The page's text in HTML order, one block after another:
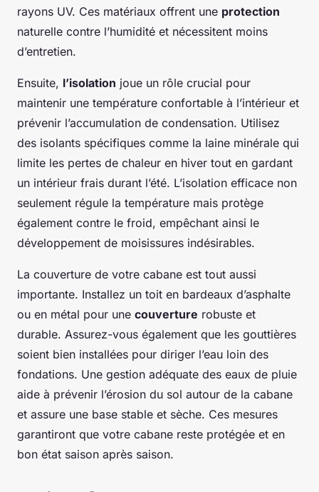
rayons UV. Ces matériaux offrent une protection
naturelle contre l’humidité et nécessitent moins
d’entretien.
Ensuite, l’isolation joue un rôle crucial pour
maintenir une température confortable à l’intérieur et
prévenir l’accumulation de condensation. Utilisez
des isolants spécifiques comme la laine minérale qui
limite les pertes de chaleur en hiver tout en gardant
un intérieur frais durant l’été. L’isolation efficace non
seulement régule la température mais protège
également contre le froid, empêchant ainsi le
développement de moisissures indésirables.
La couverture de votre cabane est tout aussi
importante. Installez un toit en bardeaux d’asphalte
ou en métal pour une couverture robuste et
durable. Assurez-vous également que les gouttières
soient bien installées pour diriger l’eau loin des
fondations. Une gestion adéquate des eaux de pluie
aide à prévenir l’érosion du sol autour de la cabane
et assure une base stable et sèche. Ces mesures
garantiront que votre cabane reste protégée et en
bon état saison après saison.